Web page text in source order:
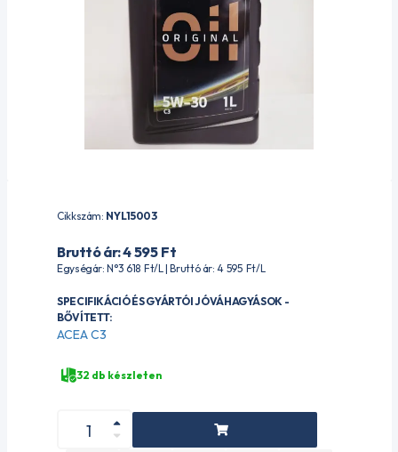
Cikkszám: NYL15003
Bruttó ár: 4 595 Ft
Egységár: N°3 618 Ft/L | Bruttó ár: 4 595 Ft/L
SPECIFIKÁCIÓ ÉS GYÁRTÓI JÓVÁHAGYÁSOK -
BŐVÍTETT:
ACEA C3
32 db készleten